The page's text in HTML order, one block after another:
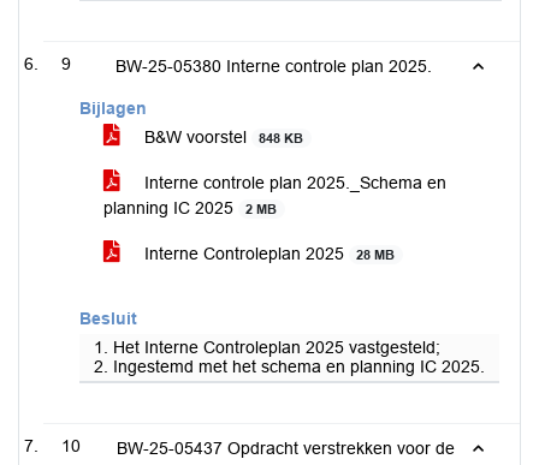
9 BW-25-05380 Interne controle plan 2025.
Bijlagen
B&W voorstel
848 KB
Interne controle plan 2025._Schema en
planning IC 2025
2 MB
Interne Controleplan 2025 28 MB
Besluit
1. Het Interne Controleplan 2025 vastgesteld;
2. Ingestemd met het schema en planning IC 2025.
10
BW-25-05437 Opdracht verstrekken voor de